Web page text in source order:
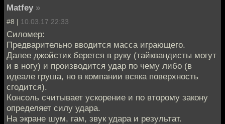
Matfey »
#8 | 10.03.17 22:33
Силомер:
Предварительно вводится масса играющего.
Далее джойстик берется в руку (тайквандисты могут
и в ногу) и производится удар по чему либо (в
идеале груша, но в компании всяка поверхность
сгодится).
Консоль считывает ускорение и по второму закону
определяет силу удара.
На экране шум, гам, звук удара и результат.